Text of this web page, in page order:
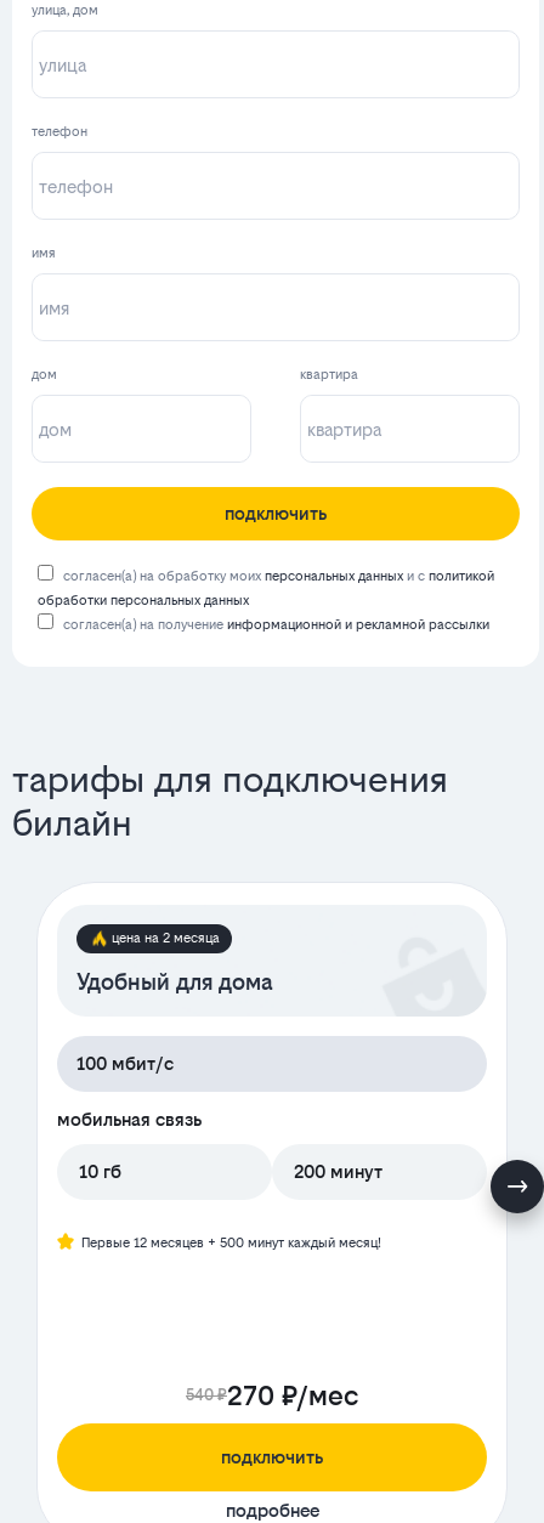
улица, дом
телефон
имя
дом квартира
подключить
согласен(а) на обработку моих персональных данных и с политикой
обработки персональных данных
согласен(а) на получение информационной и рекламной рассылки
тарифы для подключения
билайн
цена на 2 месяца
Удобный для дома
100 мбит/с
мобильная связь
10 гб 200 минут
Первые 12 месяцев + 500 минут каждый месяц!
540 ₽270 ₽/мес
подключить
подробнее